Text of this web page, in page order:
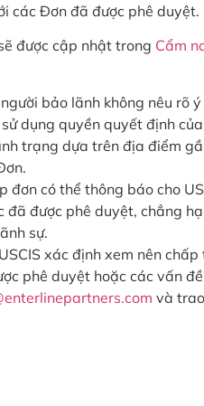
các Đơn đã được phê duyệt.
được cập nhật trong Cẩm
bảo lãnh không nêu rõ
dụng quyền quyết định
trạng dựa trên địa điểm
đơn có thể thông báo cho
đã được phê duyệt, chẳng
sự.
xác định xem nên
phê duyệt hoặc các vấn
và